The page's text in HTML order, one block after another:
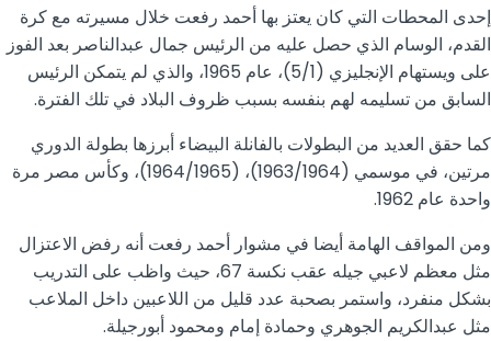
إحدى المحطات التي كان يعتز بها أحمد رفعت خلال مسيرته مع كرة
القدم، الوسام الذي حصل عليه من الرئيس جمال عبدالناصر بعد الفوز
على ويستهام الإنجليزي (5/1)، عام 1965، والذي لم يتمكن الرئيس
السابق من تسليمه لهم بنفسه بسبب ظروف البلاد في تلك الفترة.
كما حقق العديد من البطولات بالفانلة البيضاء أبرزها بطولة الدوري
مرتين، في موسمي (1963/1964)، (1964/1965)، وكأس مصر مرة
واحدة عام 1962.
ومن المواقف الهامة أيضا في مشوار أحمد رفعت أنه رفض الاعتزال
مثل معظم لاعبي جيله عقب نكسة 67، حيث واظب على التدريب
بشكل منفرد، واستمر بصحبة عدد قليل من اللاعبين داخل الملاعب
مثل عبدالكريم الجوهري وحمادة إمام ومحمود أبورجيلة.